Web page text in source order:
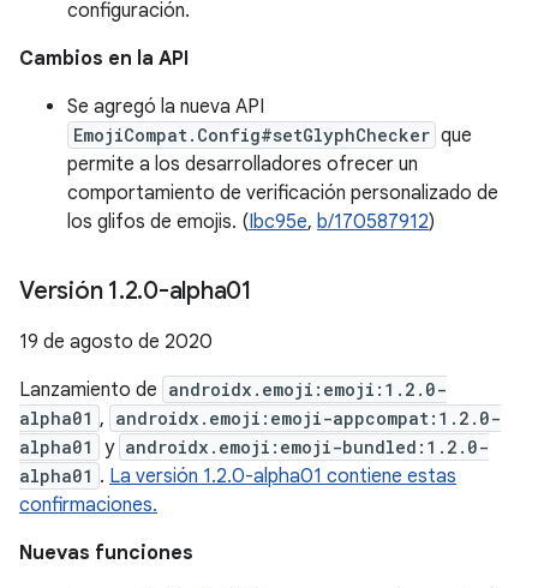
configuración.
Cambios en la API
Se agregó la nueva API
EmojiCompat.Config#setGlyphChecker que
permite a los desarrolladores ofrecer un
comportamiento de verificación personalizado de
los glifos de emojis. (Ibc95e, b/170587912)
Versión 1.2.0-alpha01
19 de agosto de 2020
Lanzamiento de androidx.emoji:emoji:1.2.0-
alpha01 , androidx.emoji:emoji-appcompat:1.2.0-
alpha01
y androidx.emoji:emoji-bundled:1.2.0-
alpha01 . La versión 1.2.0-alpha01 contiene estas
confirmaciones.
Nuevas funciones